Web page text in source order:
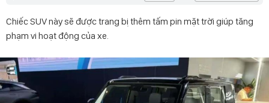
Chiếc SUV này sẽ được trang bị thêm tấm pin mặt trời giúp tăng
phạm vi hoạt động của xe.